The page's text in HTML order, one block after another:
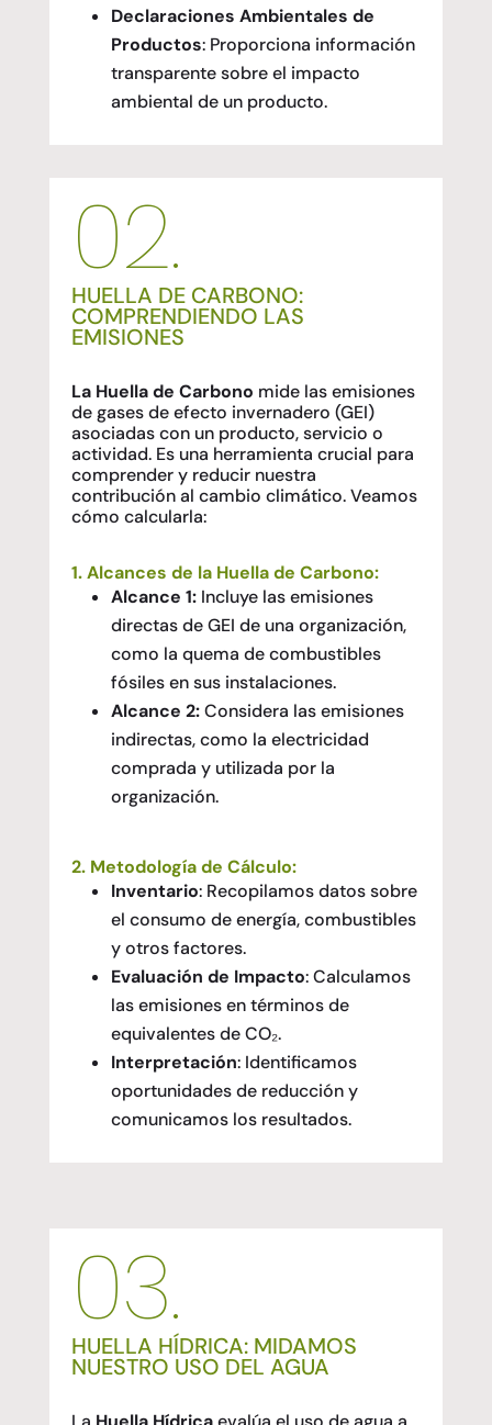
Declaraciones Ambientales de
Productos: Proporciona información
transparente sobre el impacto
ambiental de un producto.
02.
HUELLA DE CARBONO:
COMPRENDIENDO LAS
EMISIONES
La Huella de Carbono mide las emisiones
de gases de efecto invernadero (GEI)
asociadas con un producto, servicio o
actividad. Es una herramienta crucial para
comprender y reducir nuestra
contribución al cambio climático. Veamos
cómo calcularla:
1. Alcances de la Huella de Carbono:
Alcance 1:Incluye las emisiones
directas de GEI de una organización,
como la quema de combustibles
fósiles en sus instalaciones.
Alcance 2:Considera las emisiones
indirectas, como la electricidad
comprada y utilizada por la
organización.
2. Metodología de Cálculo:
Inventario: Recopilamos datos sobre
el consumo de energía, combustibles
y otros factores.
Evaluación de Impacto: Calculamos
las emisiones en términos de
equivalentes de CO₂.
Interpretación: Identificamos
oportunidades de reducción y
comunicamos los resultados.
03.
HUELLA HÍDRICA: MIDAMOS
NUESTRO USO DEL AGUA